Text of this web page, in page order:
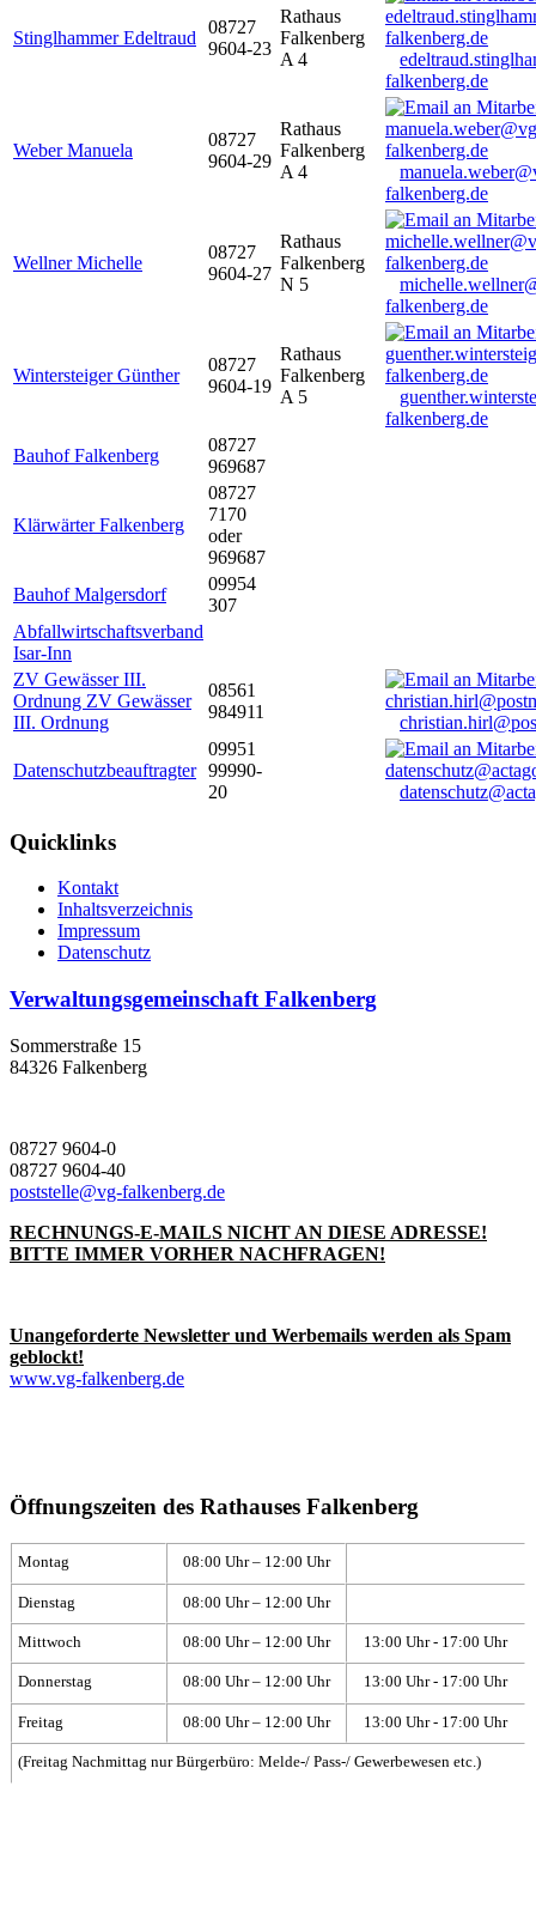
Stinglhammer Edeltraud
08727
9604-23
Rathaus
Falkenberg
A 4
falkenberg.de
Weber Manuela
08727
9604-29
Rathaus
Falkenberg
A 4
falkenberg.de
Wellner Michelle
08727
9604-27
Rathaus
Falkenberg
N 5
falkenberg.de
Wintersteiger Günther
08727
9604-19
Rathaus
Falkenberg
A 5
falkenberg.de
Bauhof Falkenberg
08727
969687
Klärwärter Falkenberg
08727
7170
oder
969687
Bauhof Malgersdorf
09954
307
Abfallwirtschaftsverband
Isar-Inn
ZV Gewässer III.
Ordnung ZV Gewässer
III. Ordnung
08561
984911
Datenschutzbeauftragter
09951
99990-
20
Quicklinks
Kontakt
Inhaltsverzeichnis
Impressum
Datenschutz
Verwaltungsgemeinschaft Falkenberg
Sommerstraße 15
84326 Falkenberg
08727 9604-0
08727 9604-40
poststelle@vg-falkenberg.de
RECHNUNGS-E-MAILS NICHT AN DIESE ADRESSE!
BITTE IMMER VORHER NACHFRAGEN!
Unangeforderte Newsletter und Werbemails werden als Spam
geblockt!
www.vg-falkenberg.de
Öffnungszeiten des Rathauses Falkenberg
Montag 08:00 Uhr – 12:00 Uhr
Dienstag 08:00 Uhr – 12:00 Uhr
Mittwoch 08:00 Uhr – 12:00 Uhr 13:00 Uhr - 17:00 Uhr
Donnerstag 08:00 Uhr – 12:00 Uhr 13:00 Uhr - 17:00 Uhr
Freitag 08:00 Uhr – 12:00 Uhr 13:00 Uhr - 17:00 Uhr
(Freitag Nachmittag nur Bürgerbüro: Melde-/ Pass-/ Gewerbewesen etc.)